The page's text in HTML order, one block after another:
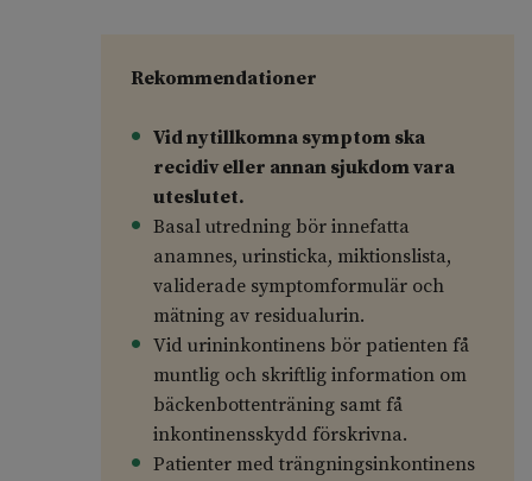
Rekommendationer
Vid nytillkomna symptom ska
recidiv eller annan sjukdom vara
uteslutet.
Basal utredning bör innefatta
anamnes, urinsticka, miktionslista,
validerade symptomformulär och
mätning av residualurin.
Vid urininkontinens bör patienten få
muntlig och skriftlig information om
bäckenbottenträning samt få
inkontinensskydd förskrivna.
Patienter med trängningsinkontinens